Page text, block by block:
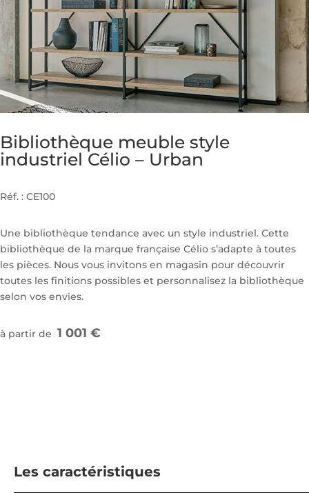
Bibliothèque meuble style
industriel Célio – Urban
Réf. : CE100
Une bibliothèque tendance avec un style industriel. Cette
bibliothèque de la marque française Célio s’adapte à toutes
les pièces. Nous vous invitons en magasin pour découvrir
toutes les finitions possibles et personnalisez la bibliothèque
selon vos envies.
à partir de 1 001 €
Les caractéristiques